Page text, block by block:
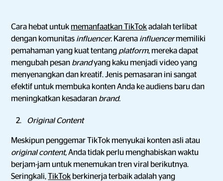
Cara hebat untuk memanfaatkan TikTokadalah terlibat
dengan komunitas influencer. Karena influencermemiliki
pemahaman yang kuat tentang platform, mereka dapat
mengubah pesan brandyang kaku menjadi video yang
menyenangkan dan kreatif. Jenis pemasaran ini sangat
efektif untuk membuka konten Anda ke audiens baru dan
meningkatkan kesadaran brand.
Original Content
Meskipun penggemar TikTok menyukai konten asli atau
original content,Anda tidak perlu menghabiskan waktu
berjam-jam untuk menemukan tren viral berikutnya.
Seringkali, TikTok berkinerja terbaik adalah yang